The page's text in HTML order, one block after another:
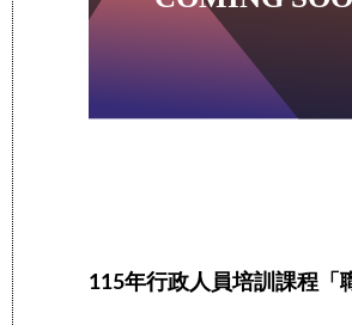
115年行政人員培訓課程「